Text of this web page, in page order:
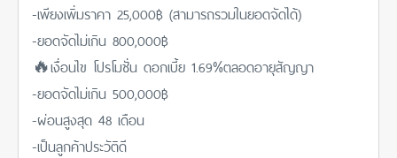
-เพียงเพิ่มราคา 25,000฿ (สามารถรวมในยอดจัดได้)
-ยอดจัดไม่เกิน 800,000฿
🔥เงื่อนไข โปรโมชั่น ดอกเบี้ย 1.69%ตลอดอายุสัญญา
-ยอดจัดไม่เกิน 500,000฿
-ผ่อนสูงสุด 48 เดือน
-เป็นลูกค้าประวัติดี